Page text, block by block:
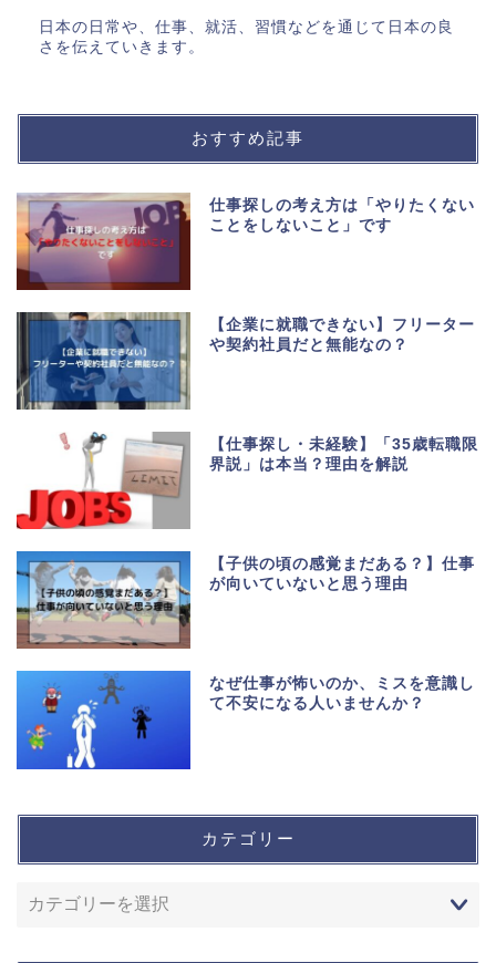
日本の日常や、仕事、就活、習慣などを通じて日本の良
さを伝えていきます。
おすすめ記事
仕事探しの考え方は「やりたくない
ことをしないこと」です
【企業に就職できない】フリーター
や契約社員だと無能なの？
【仕事探し・未経験】「35歳転職限
界説」は本当？理由を解説
【子供の頃の感覚まだある？】仕事
が向いていないと思う理由
なぜ仕事が怖いのか、ミスを意識し
て不安になる人いませんか？
カテゴリー